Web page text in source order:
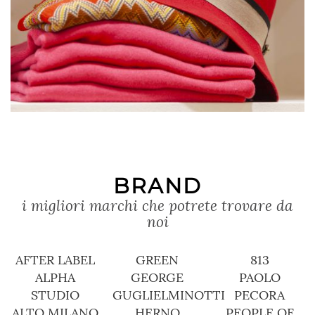
BRAND
i migliori marchi che potrete trovare da
noi
AFTER LABEL
ALPHA
STUDIO
GREEN
GEORGE
GUGLIELMINOTTI
813
PAOLO
PECORA